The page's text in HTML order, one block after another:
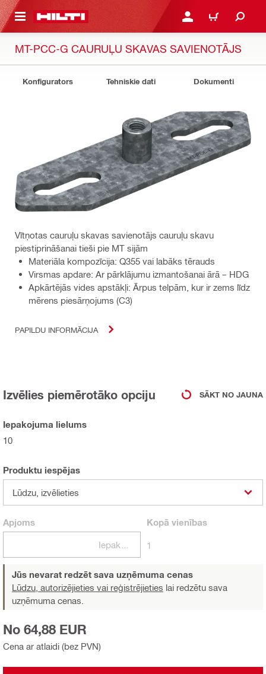
SATURU PIESLĒGTIES VAI
IEPIRKŠANĀS
MT-PCC-G CAURUĻU SKAVAS SAVIENOTĀJS
Konfigurators Tehniskie dati Dokumenti
Vītņotas cauruļu skavas savienotājs cauruļu skavu
piestiprināšanai tieši pie MT sijām
Materiāla kompozīcija: Q355 vai labāks tērauds
Virsmas apdare: Ar pārklājumu izmantošanai ārā – HDG
Apkārtējās vides apstākļi: Ārpus telpām, kur ir zems līdz
mērens piesārņojums (C3)
PAPILDU INFORMĀCIJA
Izvēlies piemērotāko opciju SĀKT NO JAUNA
Iepakojuma lielums
10
Produktu iespējas
Lūdzu, izvēlieties
Apjoms Kopā vienības
1
Jūs nevarat redzēt sava uzņēmuma cenas
Lūdzu, autorizējieties vai reģistrējieties lai redzētu sava
uzņēmuma cenas.
Cena ar atlaidi (bez PVN)
No 64,88 EUR